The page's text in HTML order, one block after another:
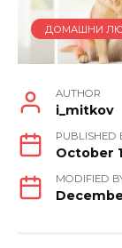
ДОМАШНИ
AUTHOR
i_mitkov
PUBLISHED
October
MODIFIED